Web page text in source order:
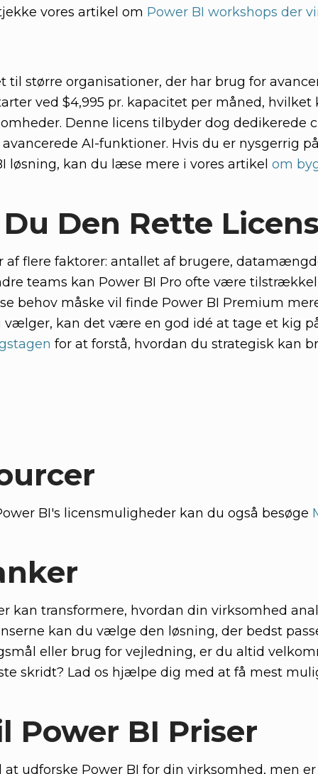
vores artikel om Power BI workshops der
større organisationer, der har brug for
ved $4,995 pr. kapacitet per måned,
Denne licens tilbyder dog dedikerede
AI-funktioner. Hvis du er nysgerrig
kan du læse mere i vores artikel om
Den Rette
flere faktorer: antallet af brugere,
teams kan Power BI Pro ofte være
behov måske vil finde Power BI Premium
vælger, kan det være en god idé at tage et kig
for at forstå, hvordan du strategisk kan
BI's licensmuligheder kan du også besøge
kan transformere, hvordan din virksomhed
kan du vælge den løsning, der bedst
eller brug for vejledning, er du altid
skridt? Lad os hjælpe dig med at få mest
BI Priser
at udforske Power BI for din virksomhed, men